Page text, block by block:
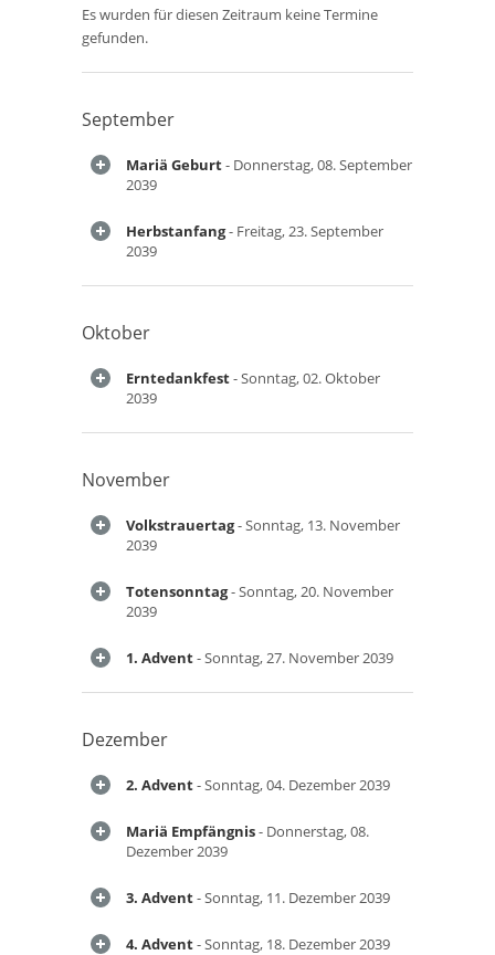
Es wurden für diesen Zeitraum keine Termine
gefunden.
September
Mariä Geburt- Donnerstag, 08. September
2039
Herbstanfang- Freitag, 23. September
2039
Oktober
Erntedankfest- Sonntag, 02. Oktober
2039
November
Volkstrauertag- Sonntag, 13. November
2039
Totensonntag- Sonntag, 20. November
2039
1. Advent- Sonntag, 27. November 2039
Dezember
2. Advent- Sonntag, 04. Dezember 2039
Mariä Empfängnis- Donnerstag, 08.
Dezember 2039
3. Advent- Sonntag, 11. Dezember 2039
4. Advent- Sonntag, 18. Dezember 2039